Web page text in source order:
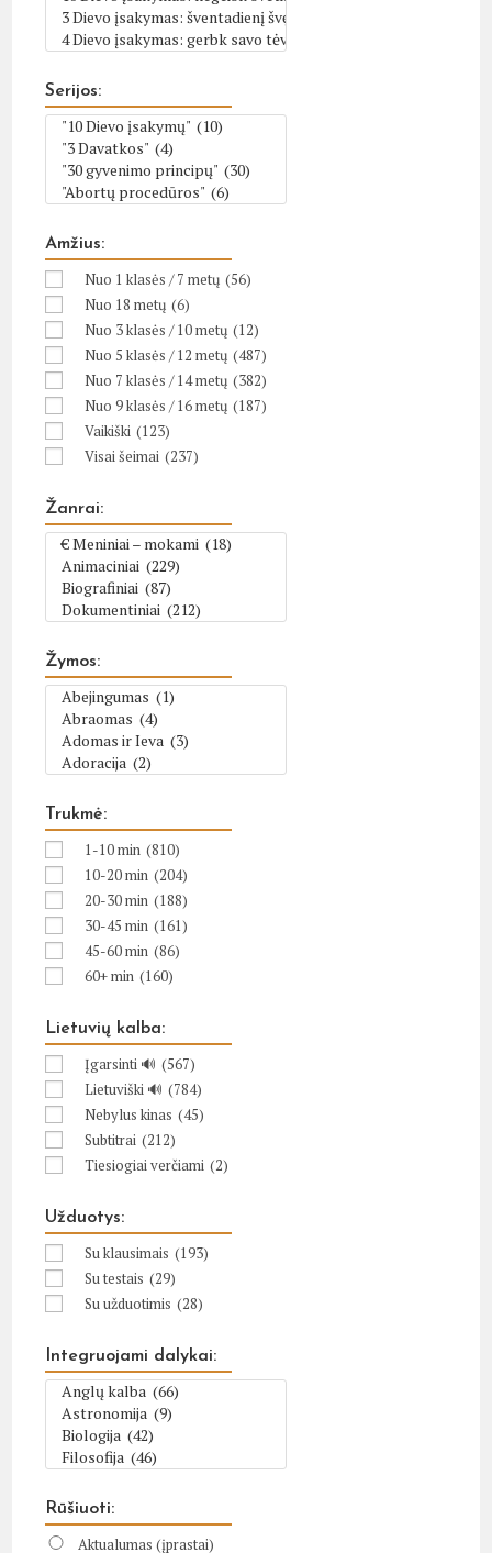
Serijos:
Amžius:
Nuo 1 klasės / 7 metų (56)
Nuo 18 metų (6)
Nuo 3 klasės / 10 metų (12)
Nuo 5 klasės / 12 metų (487)
Nuo 7 klasės / 14 metų (382)
Nuo 9 klasės / 16 metų (187)
Vaikiški (123)
Visai šeimai (237)
Žanrai:
Žymos:
Trukmė:
1-10 min (810)
10-20 min (204)
20-30 min (188)
30-45 min (161)
45-60 min (86)
60+ min (160)
Lietuvių kalba:
Įgarsinti 🔊 (567)
Lietuviški 🔊 (784)
Nebylus kinas (45)
Subtitrai (212)
Tiesiogiai verčiami (2)
Užduotys:
Su klausimais (193)
Su testais (29)
Su užduotimis (28)
Integruojami dalykai:
Rūšiuoti:
Aktualumas (įprastai)